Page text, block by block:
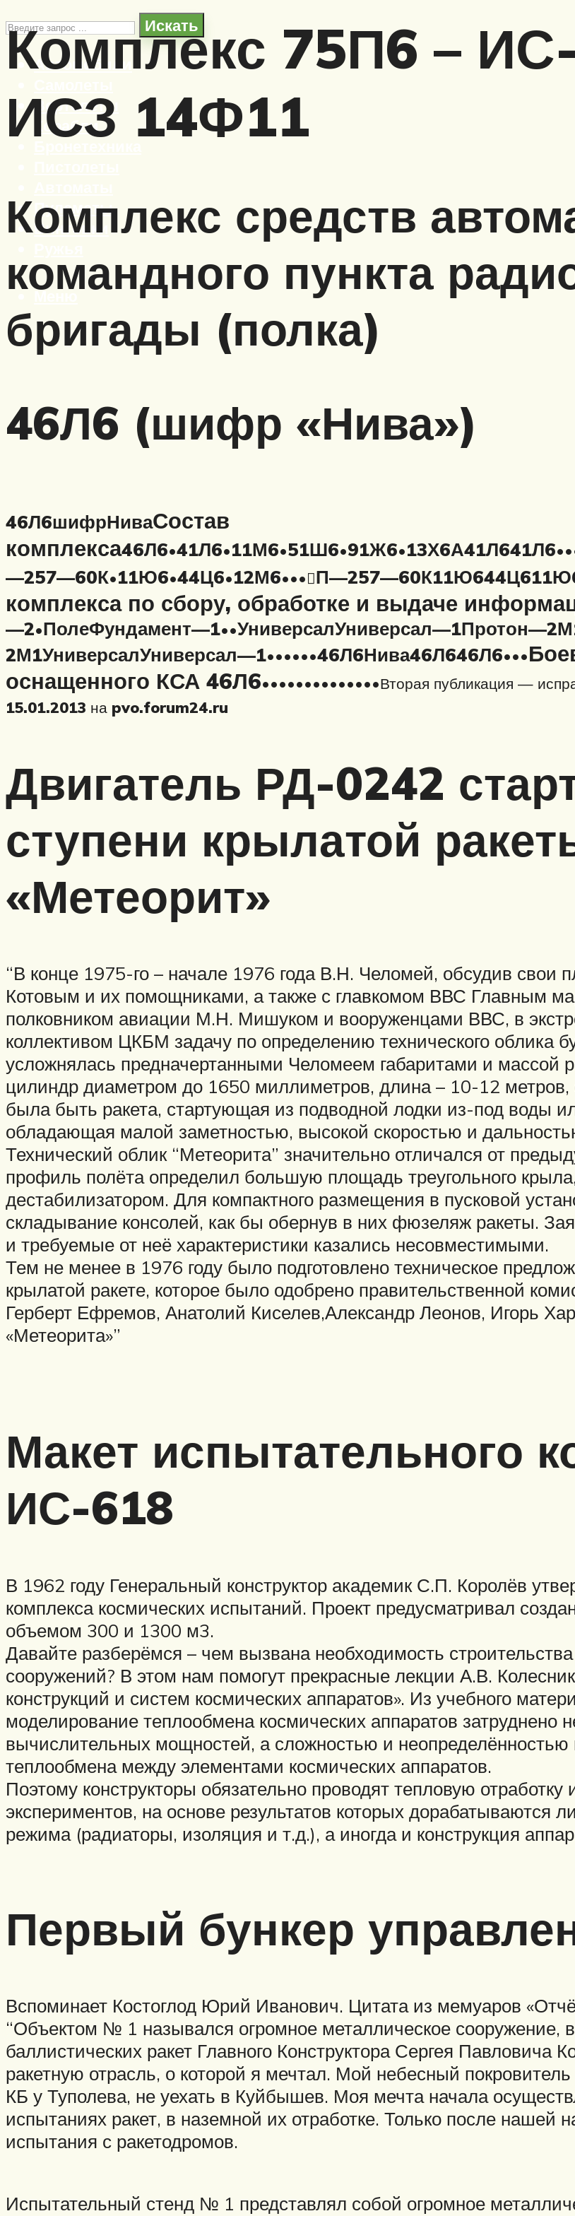
Искать
Автомобили
Вертолеты
Корабли
Пулеметы
Винтовки
Меню
Комплекс 75П6 –
ИСЗ 14Ф11
Комплекс средств
командного пункта
бригады (полка)
46Л6 (шифр «Нива»)
46Л6шифрНиваСостав
комплекса46Л6•41Л6•11М6•51Ш6•91Ж6•13Х6А41Л641Л6••
—257—60К•11Ю6•44Ц6•12М6•••П—257—60К11Ю644Ц6
комплекса по сбору, обработке и выдаче
—2•ПолеФундамент—1••УниверсалУниверсал—1
2М1УниверсалУниверсал—1••••••46Л6Нива46Л646Л6•••
оснащенного КСА 46Л6••••••••••••••Вторая публикация —
15.01.2013 на pvo.forum24.ru
Двигатель РД-0242
ступени крылатой
«Метеорит»
“В конце 1975-го – начале 1976 года В.Н. Челомей, обсудив
Котовым и их помощниками, а также с главкомом ВВС Главным
полковником авиации М.Н. Мишуком и вооруженцами ВВС, в
коллективом ЦКБМ задачу по определению технического облика
усложнялась предначертанными Челомеем габаритами и массой
цилиндр диаметром до 1650 миллиметров, длина – 10-12 метров,
была быть ракета, стартующая из подводной лодки из-под воды
обладающая малой заметностью, высокой скоростью и
Технический облик “Метеорита” значительно отличался от
профиль полёта определил большую площадь треугольного
дестабилизатором. Для компактного размещения в пусковой
складывание консолей, как бы обернув в них фюзеляж ракеты.
и требуемые от неё характеристики казались несовместимыми.
Тем не менее в 1976 году было подготовлено техническое
крылатой ракете, которое было одобрено правительственной
Герберт Ефремов, Анатолий Киселев,Александр Леонов, Игорь
«Метеорита»”
Макет испытательного
ИС-618
В 1962 году Генеральный конструктор академик С.П. Королёв
комплекса космических испытаний. Проект предусматривал
объемом 300 и 1300 м3.
Давайте разберёмся – чем вызвана необходимость
сооружений? В этом нам помогут прекрасные лекции А.В.
конструкций и систем космических аппаратов». Из учебного
моделирование теплообмена космических аппаратов затруднено
вычислительных мощностей, а сложностью и неопределённостью
теплообмена между элементами космических аппаратов.
Поэтому конструкторы обязательно проводят тепловую
экспериментов, на основе результатов которых дорабатываются
режима (радиаторы, изоляция и т.д.), а иногда и конструкция
Первый бункер
Вспоминает Костоглод Юрий Иванович. Цитата из мемуаров
“Объектом № 1 назывался огромное металлическое сооружение,
баллистических ракет Главного Конструктора Сергея
ракетную отрасль, о которой я мечтал. Мой небесный
КБ у Туполева, не уехать в Куйбышев. Моя мечта начала
испытаниях ракет, в наземной их отработке. Только после нашей
испытания с ракетодромов.
Испытательный стенд № 1 представлял собой огромное